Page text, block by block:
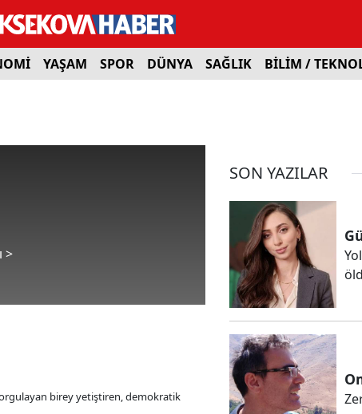
YAŞAM SPOR DÜNYA SAĞLIK BİLİM /
>
birey yetiştiren, demokratik
SON YAZILAR